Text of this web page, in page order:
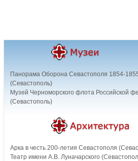
Панорама Оборона Севастополя 1854-
(Севастополь)
Музей Черноморского флота Российской
(Севастополь)
Арка в честь 200-летия Севастополя
Театр имени А.В. Луначарского